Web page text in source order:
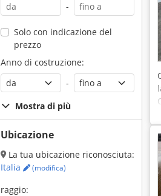
-
Solo con indicazione del
prezzo
Anno di costruzione:
-
Mostra di più
Ubicazione
La tua ubicazione riconosciuta:
Italia
(modifica)
raggio: